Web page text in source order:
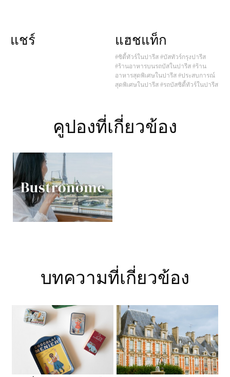
แชร์ แฮชแท็ก
#ซิตี้ทัวร์ในปารีส #บัสทัวร์กรุงปารีส
#ร้านอาหารบนรถบัสในปารีส #ร้าน
อาหารสุดพิเศษในปารีส #ประสบการณ์
สุดพิเศษในปารีส #รถบัสซิตี้ทัวร์ในปารีส
คูปองที่เกี่ยวข้อง
บทความที่เกี่ยวข้อง